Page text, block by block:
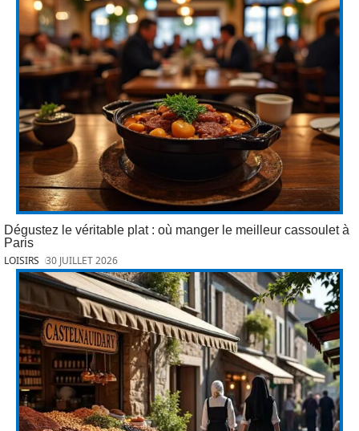
Dégustez le véritable plat : où manger le meilleur cassoulet à
Paris
LOISIRS 30 JUILLET 2026